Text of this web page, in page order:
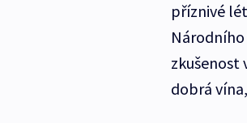
příznivé
zkušenost
dobrá